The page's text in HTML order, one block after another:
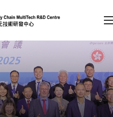
车键）
会员登录
A EN 繁 简